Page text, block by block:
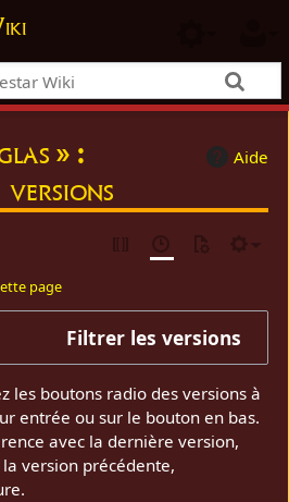
Aide
» :
page
Filtrer les versions
les boutons radio des versions à
entrée ou sur le bouton en bas.
avec la dernière version,
version précédente,